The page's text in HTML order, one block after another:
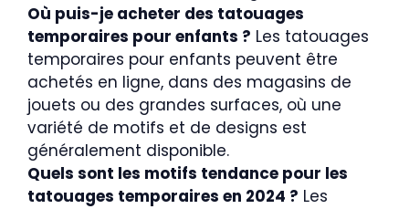
Où puis-je acheter des tatouages
temporaires pour enfants ? Les tatouages
temporaires pour enfants peuvent être
achetés en ligne, dans des magasins de
jouets ou des grandes surfaces, où une
variété de motifs et de designs est
généralement disponible.
Quels sont les motifs tendance pour les
tatouages temporaires en 2024 ? Les